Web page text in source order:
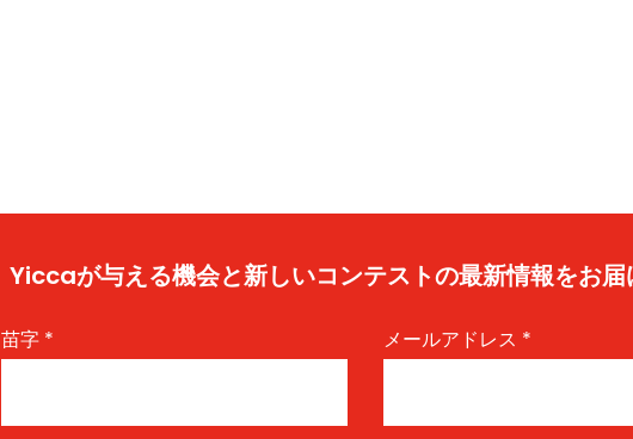
Yiccaが与える機会と新しいコンテストの最新情報をお届
苗字 * メールアドレス *